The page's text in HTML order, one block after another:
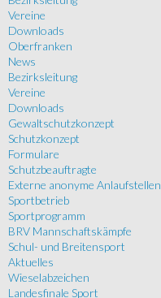
Vereine
Downloads
Oberfranken
News
Bezirksleitung
Vereine
Downloads
Gewaltschutzkonzept
Schutzkonzept
Formulare
Schutzbeauftragte
Externe anonyme Anlaufstellen
Sportbetrieb
Sportprogramm
BRV Mannschaftskämpfe
Schul- und Breitensport
Aktuelles
Wieselabzeichen
Landesfinale Sport